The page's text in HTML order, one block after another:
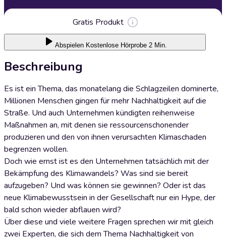
Gratis Produkt
Abspielen Kostenlose Hörprobe 2 Min.
Beschreibung
Es ist ein Thema, das monatelang die Schlagzeilen dominerte,
Millionen Menschen gingen für mehr Nachhaltigkeit auf die
Straße. Und auch Unternehmen kündigten reihenweise
Maßnahmen an, mit denen sie ressourcenschonender
produzieren und den von ihnen verursachten Klimaschaden
begrenzen wollen.
Doch wie ernst ist es den Unternehmen tatsächlich mit der
Bekämpfung des Klimawandels? Was sind sie bereit
aufzugeben? Und was können sie gewinnen? Oder ist das
neue Klimabewusstsein in der Gesellschaft nur ein Hype, der
bald schon wieder abflauen wird?
Über diese und viele weitere Fragen sprechen wir mit gleich
zwei Experten, die sich dem Thema Nachhaltigkeit von